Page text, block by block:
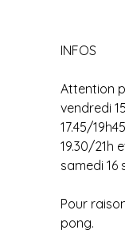
INFOS
Attention
vendredi
17.45/
19.30/21h
samedi 16
Pour
pong.